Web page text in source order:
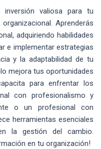
valiosa para tu
Aprenderás
adquiriendo habilidades
e implementar estrategias
y la adaptabilidad de tu
mejora tus oportunidades
para enfrentar los
con profesionalismo y
o un profesional con
herramientas esenciales
la gestión del cambio.
en tu organización!